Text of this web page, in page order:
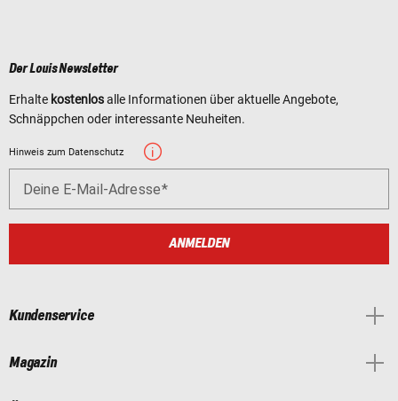
Der Louis Newsletter
Erhalte kostenlosalle Informationen über aktuelle Angebote,
Schnäppchen oder interessante Neuheiten.
Hinweis zum Datenschutz
Deine E-Mail-Adresse
ANMELDEN
Kundenservice
Magazin